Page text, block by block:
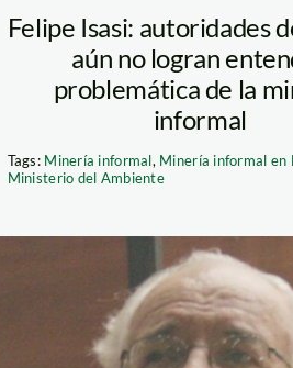
Felipe Isasi: autoridades
aún no logran
problemática de la
informal
Tags: Minería informal, Minería informal en
Ministerio del Ambiente
DR BRACK 2